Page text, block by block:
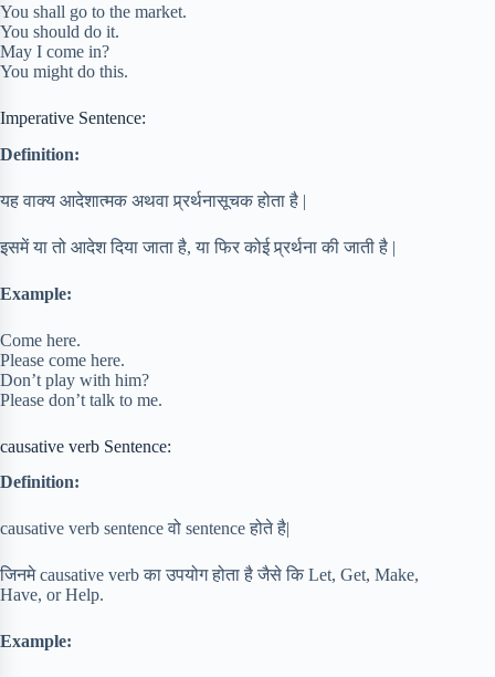
You shall go to the market.
You should do it.
May I come in?
You might do this.
Imperative Sentence:
Definition:
यह वाक्य आदेशात्मक अथवा प्र्रर्थनासूचक होता है |
इसमें या तो आदेश दिया जाता है, या फिर कोई प्र्रर्थना की जाती है |
Example:
Come here.
Please come here.
Don’t play with him?
Please don’t talk to me.
causative verb Sentence:
Definition:
causative verb sentence वो sentence होते है|
जिनमे causative verb का उपयोग होता है जैसे कि Let, Get, Make,
Have, or Help.
Example: